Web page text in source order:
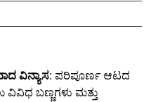
ವಿನ್ಯಾಸ: ಪರಿಪೂರ್ಣ ಆಟದ
ವಿವಿಧ ಬಣ್ಣಗಳು ಮತ್ತು